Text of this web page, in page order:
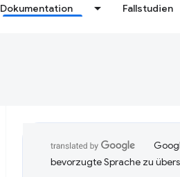
Dokumentation Fallstudien
bevorzugte Sprache zu